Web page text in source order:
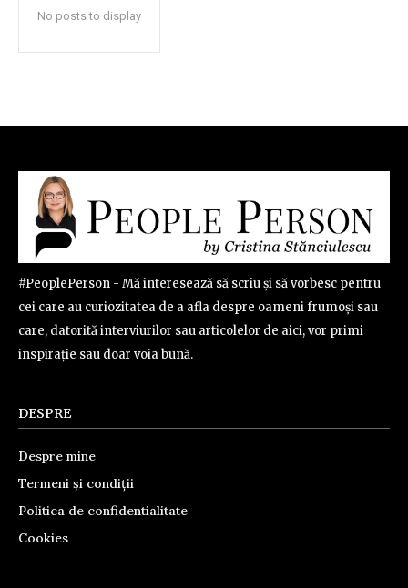
No posts to display
#PeoplePerson - Mă interesează să scriu și să vorbesc pentru
cei care au curiozitatea de a afla despre oameni frumoși sau
care, datorită interviurilor sau articolelor de aici, vor primi
inspirație sau doar voia bună.
DESPRE
Despre mine
Termeni și condiții
Politica de confidentialitate
Cookies